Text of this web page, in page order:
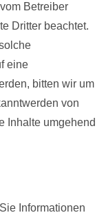
Betreiber
Dritter beachtet.
eine
bitten wir um
von
Inhalte umgehend
Informationen